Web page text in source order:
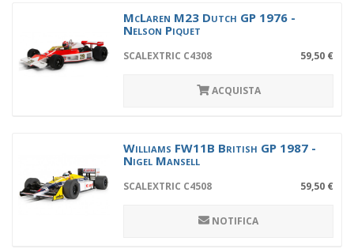
McLaren M23 Dutch GP 1976 -
Nelson Piquet
SCALEXTRIC C4308 59,50 €
ACQUISTA
Williams FW11B British GP 1987 -
Nigel Mansell
SCALEXTRIC C4508 59,50 €
NOTIFICA